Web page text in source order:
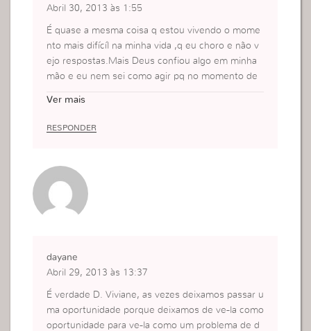
Abril 30, 2013 às 1:55
É quase a mesma coisa q estou vivendo o mome
nto mais difícíl na minha vida ,q eu choro e não v
ejo respostas.Mais Deus confiou algo em minha
mão e eu nem sei como agir pq no momento de
tudo na minha vida.Pq a depedência só vem de D
eus e todos nós dependemos dele,e aí passamos
a conhecer mais a gente vemos algo q nunca per
cebemos.
Ver mais
RESPONDER
dayane
Abril 29, 2013 às 13:37
É verdade D. Viviane, as vezes deixamos passar u
ma oportunidade porque deixamos de ve-la como
oportunidade para ve-la como um problema de d